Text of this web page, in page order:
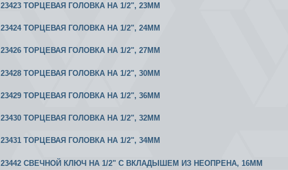
23423 ТОРЦЕВАЯ ГОЛОВКА НА 1/2", 23MM
23424 ТОРЦЕВАЯ ГОЛОВКА НА 1/2", 24MM
23426 ТОРЦЕВАЯ ГОЛОВКА НА 1/2", 27MM
23428 ТОРЦЕВАЯ ГОЛОВКА НА 1/2", 30MM
23429 ТОРЦЕВАЯ ГОЛОВКА НА 1/2", 36MM
23430 ТОРЦЕВАЯ ГОЛОВКА НА 1/2", 32MM
23431 ТОРЦЕВАЯ ГОЛОВКА НА 1/2", 34MM
23442 СВЕЧНОЙ КЛЮЧ НА 1/2" С ВКЛАДЫШЕМ ИЗ НЕОПРЕНА, 16MM